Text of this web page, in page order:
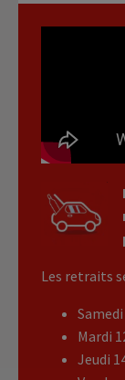
Les retraits
Mardi
Jeudi